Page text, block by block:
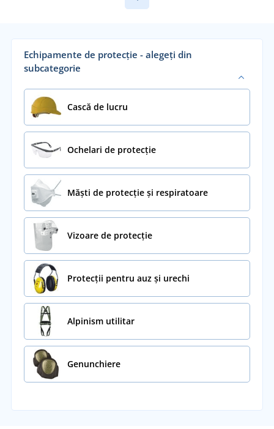
Echipamente de protecție - alegeți din
subcategorie
Cască de lucru
Ochelari de protecție
Măști de protecție și respiratoare
Vizoare de protecție
Protecții pentru auz și urechi
Alpinism utilitar
Genunchiere